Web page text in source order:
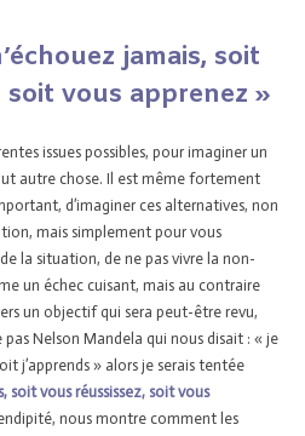
jamais, soit
soit vous apprenez »
issues possibles, pour imaginer un
autre chose. Il est même fortement
d’imaginer ces alternatives, non
mais simplement pour vous
la situation, de ne pas vivre la non-
un échec cuisant, mais au contraire
un objectif qui sera peut-être revu,
Nelson Mandela qui nous disait : « je
j’apprends » alors je serais tentée
soit vous réussissez, soit vous
nous montre comment les